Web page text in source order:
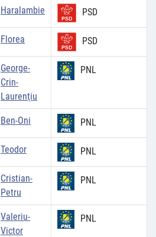
Haralambie PSD
Florea PSD
George-
Crin-
Laurenţiu
PNL
Ben-Oni PNL
Teodor PNL
Cristian-
Petru
PNL
Valeriu-
Victor
PNL